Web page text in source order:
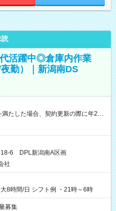
読
活躍中◎倉庫内作業
勤）｜新潟南DS
たした場合、契約更新の際に年2回
締/翌
、別途支給 ※深夜割増賃金 (22:00～
用期間】試用期間
雇用形態、給与は本採用時と同じ
6 DPL新潟南A区画
社
8時間/日 シフト例 ・21時～6時
募集